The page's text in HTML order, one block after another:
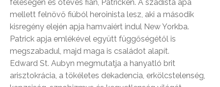
feleségén és ötéves fián, Patricken. A szadista apa
mellett felnövő fiúból heroinista lesz, aki a második
kisregény elején apja hamvaiért indul New Yorkba.
Patrick apja emlékével együtt függőségétől is
megszabadul, majd maga is családot alapít.
Edward St. Aubyn megmutatja a hanyatló brit
arisztokrácia, a tökéletes dekadencia, erkölcstelenség,